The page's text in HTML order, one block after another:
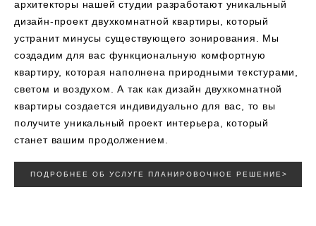
архитекторы нашей студии разработают уникальный
дизайн-проект двухкомнатной квартиры, который
устранит минусы существующего зонирования. Мы
создадим для вас функциональную комфортную
квартиру, которая наполнена природными текстурами,
светом и воздухом. А так как дизайн двухкомнатной
квартиры создается индивидуально для вас, то вы
получите уникальный проект интерьера, который
станет вашим продолжением.
ПОДРОБНЕЕ ОБ УСЛУГЕ ПЛАНИРОВОЧНОЕ РЕШЕНИЕ>